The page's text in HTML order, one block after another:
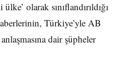
olarak sınıflandırıldığı
Türkiye’yle AB
dair şüpheler